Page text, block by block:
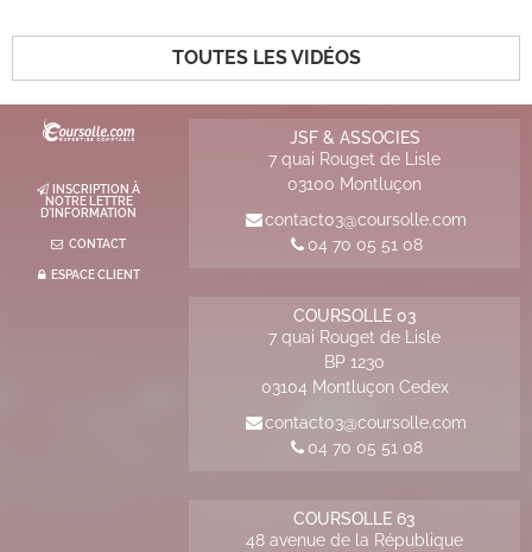
TOUTES LES VIDÉOS
INSCRIPTION À
NOTRE LETTRE
D'INFORMATION
CONTACT
ESPACE CLIENT
JSF & ASSOCIES
7 quai Rouget de Lisle
03100 Montluçon
contact03@coursolle.com
04 70 05 51 08
COURSOLLE 03
7 quai Rouget de Lisle
BP 1230
03104 Montluçon Cedex
contact03@coursolle.com
04 70 05 51 08
COURSOLLE 63
48 avenue de la République